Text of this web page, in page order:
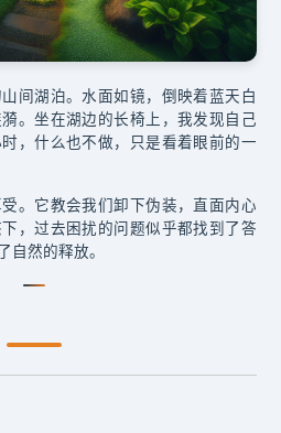
间湖泊。水面如镜，倒映着蓝天白
。坐在湖边的长椅上，我发现自己
，什么也不做，只是看着眼前的一
。它教会我们卸下伪装，直面内心
，过去困扰的问题似乎都找到了答
然的释放。